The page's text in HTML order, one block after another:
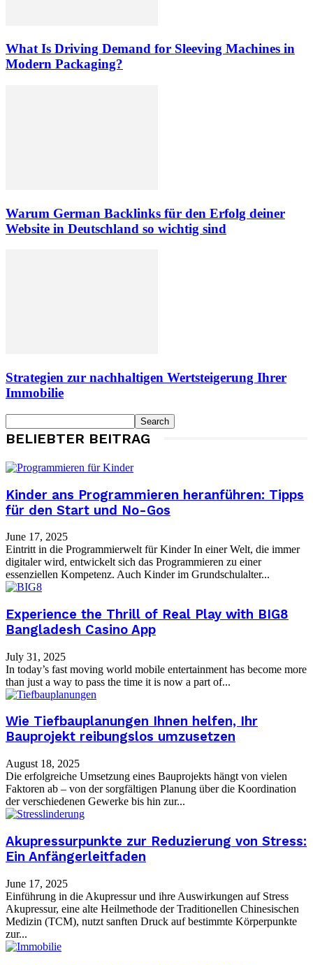
What Is Driving Demand for Sleeving Machines in
Modern Packaging?
Warum German Backlinks für den Erfolg deiner
Website in Deutschland so wichtig sind
Strategien zur nachhaltigen Wertsteigerung Ihrer
Immobilie
BELIEBTER BEITRAG
Kinder ans Programmieren heranführen: Tipps
für den Start und No-Gos
June 17, 2025
Eintritt in die Programmierwelt für Kinder In einer Welt, die immer
digitaler wird, entwickelt sich das Programmieren zu einer
essenziellen Kompetenz. Auch Kinder im Grundschulalter...
Experience the Thrill of Real Play with BIG8
Bangladesh Casino App
July 31, 2025
In today’s fast moving world mobile entertainment has become more
than just a way to pass the time it is now a part of...
Wie Tiefbauplanungen Ihnen helfen, Ihr
Bauprojekt reibungslos umzusetzen
August 18, 2025
Die erfolgreiche Umsetzung eines Bauprojekts hängt von vielen
Faktoren ab – von der sorgfältigen Planung über die Koordination
der verschiedenen Gewerke bis hin zur...
Akupressurpunkte zur Reduzierung von Stress:
Ein Anfängerleitfaden
June 17, 2025
Einführung in die Akupressur und ihre Auswirkungen auf Stress
Akupressur, eine alte Heilmethode der Traditionellen Chinesischen
Medizin (TCM), nutzt sanften Druck auf bestimmte Körperpunkte
zur...